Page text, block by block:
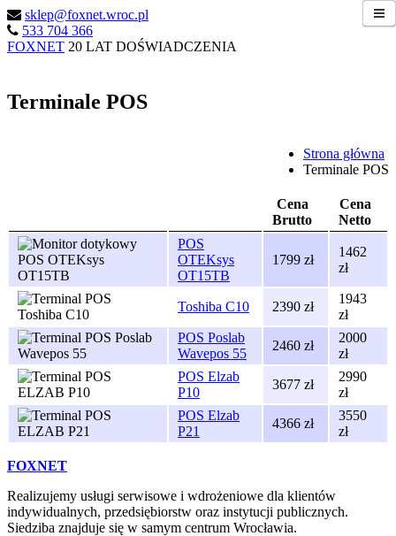
sklep@foxnet.wroc.pl
533 704 366
FOXNET 20 LAT DOŚWIADCZENIA
Terminale POS
Strona główna
Terminale POS
Cena
Brutto
Cena
Netto
POS
OTEKsys
OT15TB
1799 zł
1462
zł
Toshiba C10 2390 zł
1943
zł
POS Poslab
Wavepos 55
2460 zł
2000
zł
POS Elzab
P10
3677 zł
2990
zł
POS Elzab
P21
4366 zł
3550
zł
FOXNET
Realizujemy usługi serwisowe i wdrożeniowe dla klientów
indywidualnych, przedsiębiorstw oraz instytucji publicznych.
Siedziba znajduje się w samym centrum Wrocławia.